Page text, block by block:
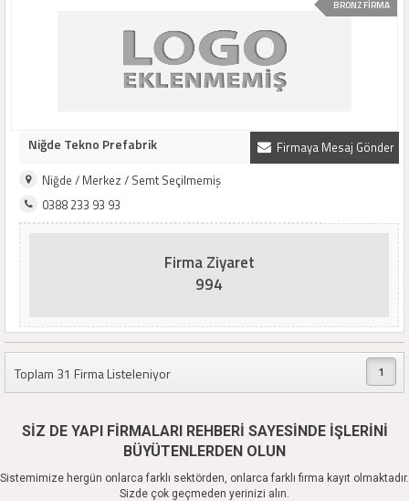
BRONZ FİRMA
Firmaya Mesaj Gönder
Niğde Tekno Prefabrik
Niğde / Merkez / Semt Seçilmemiş
0388 233 93 93
Firma Ziyaret
994
Toplam 31 Firma Listeleniyor 1
SİZ DE YAPI FİRMALARI REHBERİ SAYESİNDE İŞLERİNİ
BÜYÜTENLERDEN OLUN
Sistemimize hergün onlarca farklı sektörden, onlarca farklı firma kayıt olmaktadır.
Sizde çok geçmeden yerinizi alın.